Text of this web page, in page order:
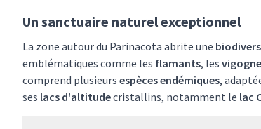
Un sanctuaire naturel exceptionnel
La zone autour du Parinacota abrite une
emblématiques comme les flamants, les
comprend plusieurs espèces endémiques,
ses lacs d'altitudecristallins, notamment le lac